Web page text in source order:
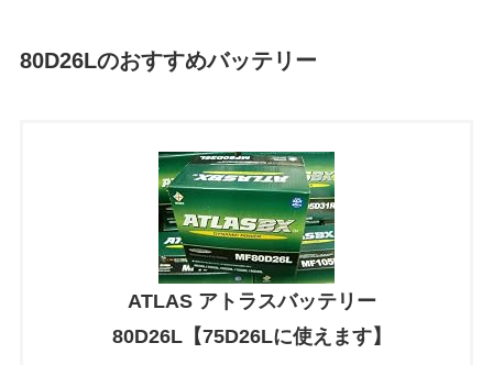
80D26Lのおすすめバッテリー
ATLAS アトラスバッテリー
80D26L【75D26Lに使えます】